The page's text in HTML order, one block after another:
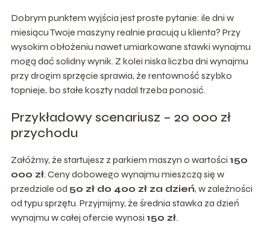
Dobrym punktem wyjścia jest proste pytanie: ile dni w
miesiącu Twoje maszyny realnie pracują u klienta? Przy
wysokim obłożeniu nawet umiarkowane stawki wynajmu
mogą dać solidny wynik. Z kolei niska liczba dni wynajmu
przy drogim sprzęcie sprawia, że rentowność szybko
topnieje, bo stałe koszty nadal trzeba ponosić.
Przykładowy scenariusz – 20 000 zł
przychodu
Załóżmy, że startujesz z parkiem maszyn o wartości 150
000 zł. Ceny dobowego wynajmu mieszczą się w
przedziale od 50 zł do 400 zł za dzień, w zależności
od typu sprzętu. Przyjmijmy, że średnia stawka za dzień
wynajmu w całej ofercie wynosi 150 zł.